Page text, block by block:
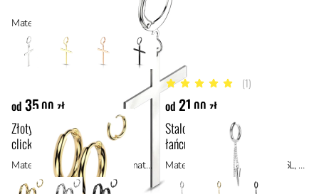
Materiał: stal chirurgiczna 316L, stal
od 35,00 zł
Złoty tytanowy cienki mini
clicker do ucha
Materiał: tytan ASTM F136, materiały hipoalergiczne
5 z 5 gwiazdek (1)
od 21 ,00 zł
Stalowy clicker do ucha z
łańcuszkami i kolcem
Materiał: stal chirurgiczna 316L, stal